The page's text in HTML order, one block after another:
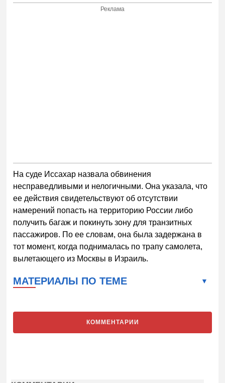
Реклама
На суде Иссахар назвала обвинения
несправедливыми и нелогичными. Она указала, что
ее действия свидетельствуют об отсутствии
намерений попасть на территорию России либо
получить багаж и покинуть зону для транзитных
пассажиров. По ее словам, она была задержана в
тот момент, когда поднималась по трапу самолета,
вылетающего из Москвы в Израиль.
МАТЕРИАЛЫ ПО ТЕМЕ
КОММЕНТАРИИ